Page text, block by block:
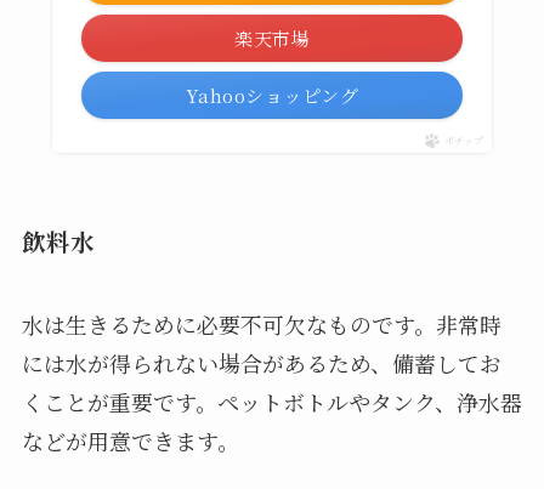
楽天市場
Yahooショッピング
ポチップ
飲料水
水は生きるために必要不可欠なものです。非常時
には水が得られない場合があるため、備蓄してお
くことが重要です。ペットボトルやタンク、浄水器
などが用意できます。